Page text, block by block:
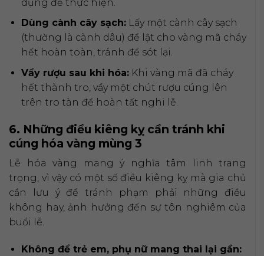
dụng để thực hiện.
Dùng cành cây sạch:Lấy một cành cây sạch
(thường là cành dâu) để lật cho vàng mã cháy
hết hoàn toàn, tránh để sót lại.
Vẩy rượu sau khi hóa:Khi vàng mã đã cháy
hết thành tro, vẩy một chút rượu cúng lên
trên tro tàn để hoàn tất nghi lễ.
6. Những điều kiêng kỵ cần tránh khi
cúng hóa vàng mùng 3
Lễ hóa vàng mang ý nghĩa tâm linh trang
trọng, vì vậy có một số điều kiêng kỵ mà gia chủ
cần lưu ý để tránh phạm phải những điều
không hay, ảnh hưởng đến sự tôn nghiêm của
buổi lễ.
Không để trẻ em, phụ nữ mang thai lại gần: